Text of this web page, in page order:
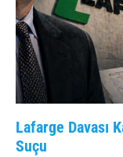
Lafarge Davası
Suçu